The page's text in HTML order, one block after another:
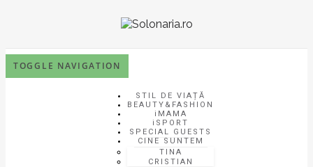
TOGGLE NAVIGATION
STIL DE VIAȚĂ
BEAUTY&FASHION
iMAMA
iSPORT
SPECIAL GUESTS
CINE SUNTEM
TINA
CRISTIAN